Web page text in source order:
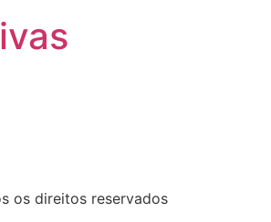
os direitos reservados